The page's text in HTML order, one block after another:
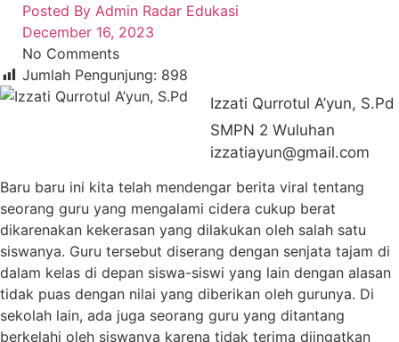
Posted By Admin Radar Edukasi
December 16, 2023
No Comments
Jumlah Pengunjung: 898
Izzati Qurrotul A’yun, S.Pd
SMPN 2 Wuluhan
izzatiayun@gmail.com
Baru baru ini kita telah mendengar berita viral tentang
seorang guru yang mengalami cidera cukup berat
dikarenakan kekerasan yang dilakukan oleh salah satu
siswanya. Guru tersebut diserang dengan senjata tajam di
dalam kelas di depan siswa-siswi yang lain dengan alasan
tidak puas dengan nilai yang diberikan oleh gurunya. Di
sekolah lain, ada juga seorang guru yang ditantang
berkelahi oleh siswanya karena tidak terima diingatkan